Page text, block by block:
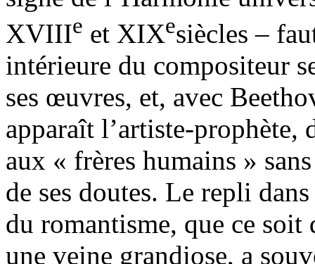
XVIIIe et XIXesiècles –
intérieure du compositeur
ses œuvres, et, avec
apparaît l’artiste-prophète,
aux « frères humains »
de ses doutes. Le repli
du romantisme, que ce
une veine grandiose, a